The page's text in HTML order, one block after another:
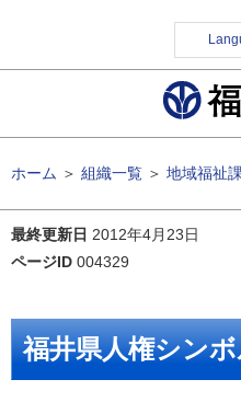
ホーム ＞ 組織一覧 ＞ 地域福祉課
最終更新日 2012年4月23日
ページID 004329
福井県人権シン